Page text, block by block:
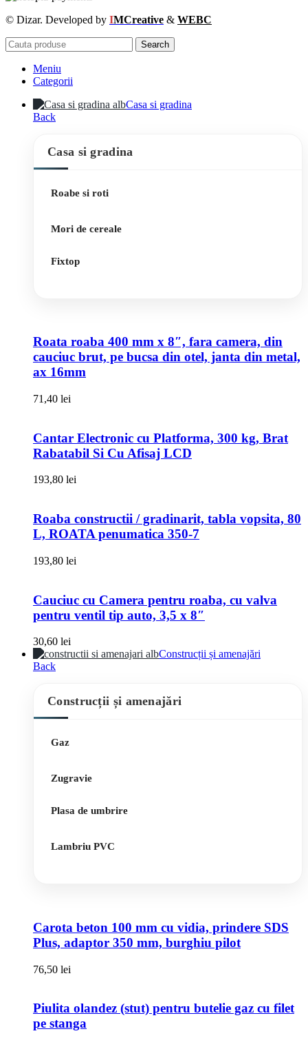
© Dizar. Developed by IMCreative & WEBC
Search
Meniu
Categorii
Casa si gradina
Back
Casa si gradina
Roabe si roti
Mori de cereale
Fixtop
Roata roaba 400 mm x 8″, fara camera, din
cauciuc brut, pe bucsa din otel, janta din metal,
ax 16mm
71,40 lei
Cantar Electronic cu Platforma, 300 kg, Brat
Rabatabil Si Cu Afisaj LCD
193,80 lei
Roaba constructii / gradinarit, tabla vopsita, 80
L, ROATA penumatica 350-7
193,80 lei
Cauciuc cu Camera pentru roaba, cu valva
pentru ventil tip auto, 3,5 x 8″
30,60 lei
Construcții și amenajări
Back
Construcții și amenajări
Gaz
Zugravie
Plasa de umbrire
Lambriu PVC
Carota beton 100 mm cu vidia, prindere SDS
Plus, adaptor 350 mm, burghiu pilot
76,50 lei
Piulita olandez (stut) pentru butelie gaz cu filet
pe stanga